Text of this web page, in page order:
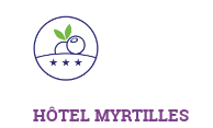
HÔTEL MYRTILLES